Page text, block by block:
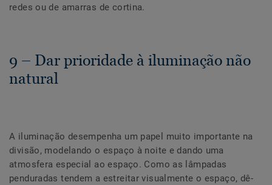
redes ou de amarras de cortina.
9 – Dar prioridade à iluminação não
natural
A iluminação desempenha um papel muito importante na
divisão, modelando o espaço à noite e dando uma
atmosfera especial ao espaço. Como as lâmpadas
penduradas tendem a estreitar visualmente o espaço, dê-